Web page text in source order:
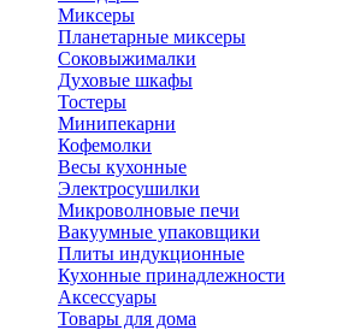
Миксеры
Планетарные миксеры
Соковыжималки
Духовые шкафы
Тостеры
Минипекарни
Кофемолки
Весы кухонные
Электросушилки
Микроволновые печи
Вакуумные упаковщики
Плиты индукционные
Кухонные принадлежности
Аксессуары
Товары для дома